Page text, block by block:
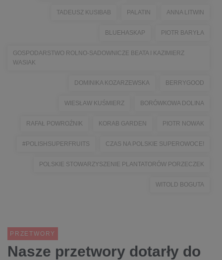
TADEUSZ KUSIBAB PALATIN ANNA LITWIN
BLUEHASKAP PIOTR BARYŁA
GOSPODARSTWO ROLNO-SADOWNICZE BEATA I KAZIMIERZ
WASIAK
DOMINIKA KOZARZEWSKA BERRYGOOD
WIESŁAW KUŚMIERZ BORÓWKOWA DOLINA
RAFAŁ POWROŹNIK KORAB GARDEN PIOTR NOWAK
#POLISHSUPERFRUITS CZAS NA POLSKIE SUPEROWOCE!
POLSKIE STOWARZYSZENIE PLANTATORÓW PORZECZEK
WITOLD BOGUTA
PRZETWORY
Nasze przetwory dotarły do